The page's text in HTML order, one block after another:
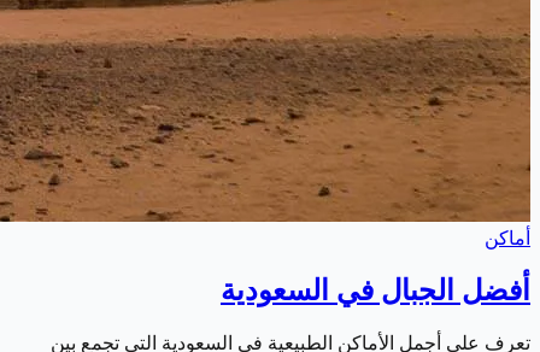
أماكن
أفضل الجبال في السعودية
تعرف على أجمل الأماكن الطبيعية في السعودية التي تجمع بين